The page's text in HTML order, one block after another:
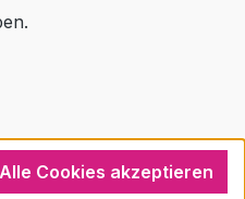
Alle Cookies akzeptieren